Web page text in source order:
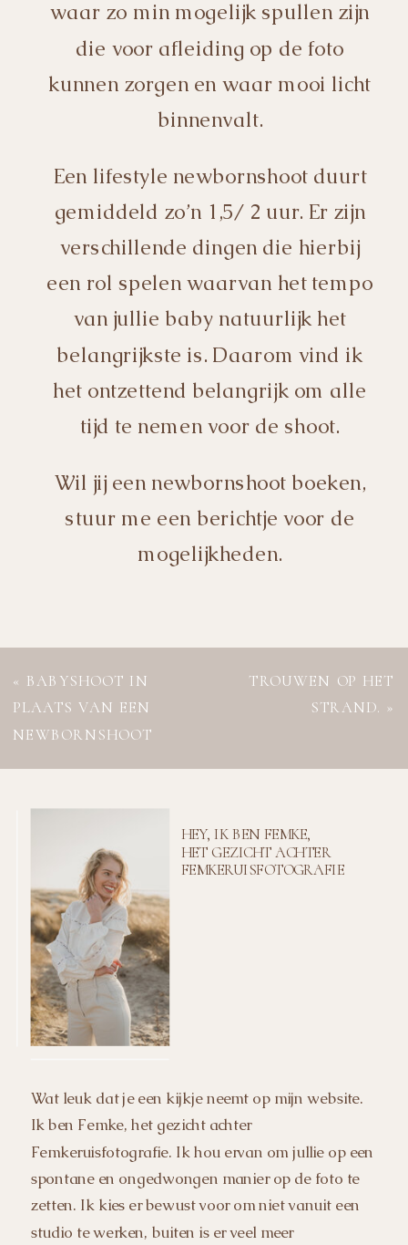
waar zo min mogelijk spullen zijn
die voor afleiding op de foto
kunnen zorgen en waar mooi licht
binnenvalt.
Een lifestyle newbornshoot duurt
gemiddeld zo’n 1,5/ 2 uur. Er zijn
verschillende dingen die hierbij
een rol spelen waarvan het tempo
van jullie baby natuurlijk het
belangrijkste is. Daarom vind ik
het ontzettend belangrijk om alle
tijd te nemen voor de shoot.
Wil jij een newbornshoot boeken,
stuur me een berichtje voor de
mogelijkheden.
« BABYSHOOT IN
PLAATS VAN EEN
NEWBORNSHOOT
TROUWEN OP HET
STRAND. »
HEY, IK BEN FEMKE,
HET GEZICHT ACHTER
FEMKERUISFOTOGRAFIE
Wat leuk dat je een kijkje neemt op mijn website.
Ik ben Femke, het gezicht achter
Femkeruisfotografie. Ik hou ervan om jullie op een
spontane en ongedwongen manier op de foto te
zetten. Ik kies er bewust voor om niet vanuit een
studio te werken, buiten is er veel meer